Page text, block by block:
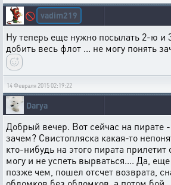
🚫 vadim219
Ну теперь еще нужно посылать 2-ю и
добить весь флот ... не могу понять
14 Февраля 2015 02:19:22
Darya
Добрый вечер. Вот сейчас на пирате
зачем? Свистопляска какая-то
кто-нибудь на этого пирата
могу и не успеть вырваться.... Да,
позже чем, пошел отсчет возврата,